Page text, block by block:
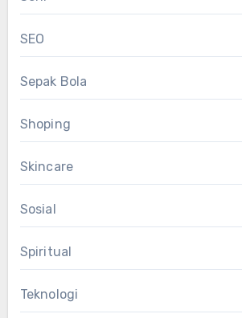
SEO
Sepak Bola
Shoping
Skincare
Sosial
Spiritual
Teknologi